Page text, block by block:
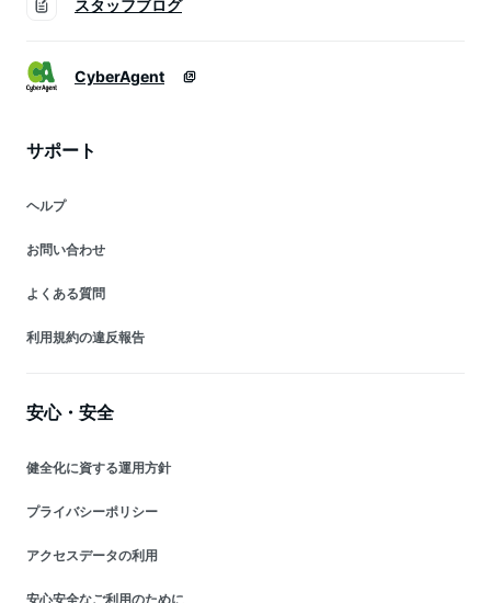
スタッフブログ
CyberAgent
サポート
ヘルプ
お問い合わせ
よくある質問
利用規約の違反報告
安心・安全
健全化に資する運用方針
プライバシーポリシー
アクセスデータの利用
安心安全なご利用のために